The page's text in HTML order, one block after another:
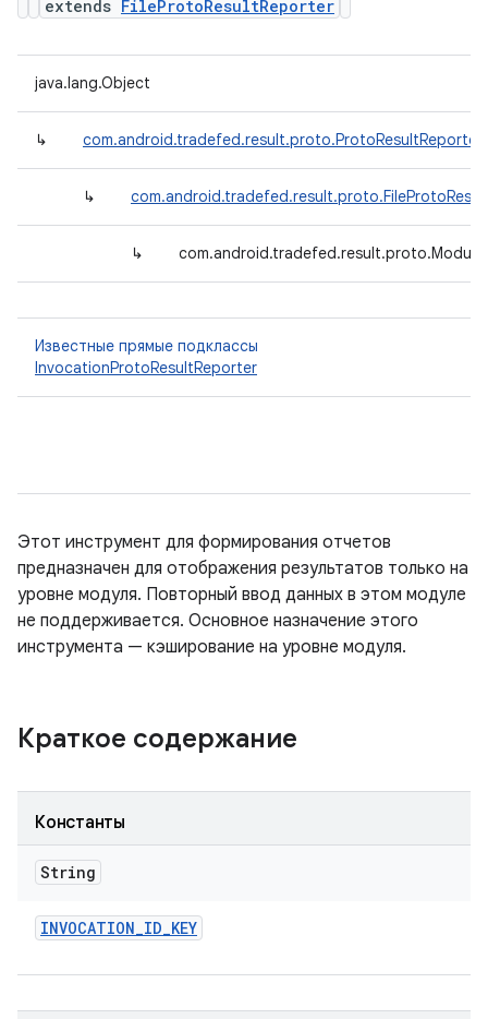
extends FileProtoResultReporter
java.lang.Object
↳ com.android.tradefed.result.proto.ProtoResultReporter
↳
↳
Известные прямые подклассы
InvocationProtoResultReporter
Этот инструмент для формирования отчетов
предназначен для отображения результатов только на
уровне модуля. Повторный ввод данных в этом модуле
не поддерживается. Основное назначение этого
инструмента — кэширование на уровне модуля.
Краткое содержание
Константы
String
INVOCATION_ID_KEY